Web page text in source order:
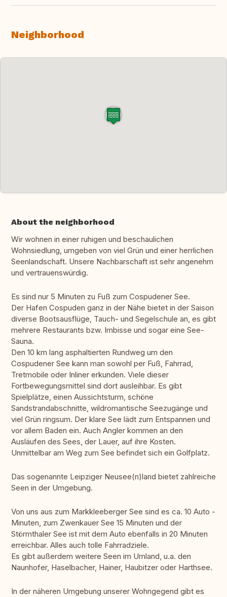
Neighborhood
About the neighborhood
Wir wohnen in einer ruhigen und beschaulichen
Wohnsiedlung, umgeben von viel Grün und einer herrlichen
Seenlandschaft. Unsere Nachbarschaft ist sehr angenehm
und vertrauenswürdig.
Es sind nur 5 Minuten zu Fuß zum Cospudener See.
Der Hafen Cospuden ganz in der Nähe bietet in der Saison
diverse Bootsausflüge, Tauch- und Segelschule an, es gibt
mehrere Restaurants bzw. Imbisse und sogar eine See-
Sauna.
Den 10 km lang asphaltierten Rundweg um den
Cospudener See kann man sowohl per Fuß, Fahrrad,
Tretmobile oder Inliner erkunden. Viele dieser
Fortbewegungsmittel sind dort ausleihbar. Es gibt
Spielplätze, einen Aussichtsturm, schöne
Sandstrandabschnitte, wildromantische Seezugänge und
viel Grün ringsum. Der klare See lädt zum Entspannen und
vor allem Baden ein. Auch Angler kommen an den
Ausläufen des Sees, der Lauer, auf ihre Kosten.
Unmittelbar am Weg zum See befindet sich ein Golfplatz.
Das sogenannte Leipziger Neusee(n)land bietet zahlreiche
Seen in der Umgebung.
Von uns aus zum Markkleeberger See sind es ca. 10 Auto -
Minuten, zum Zwenkauer See 15 Minuten und der
Störmthaler See ist mit dem Auto ebenfalls in 20 Minuten
erreichbar. Alles auch tolle Fahrradziele.
Es gibt außerdem weitere Seen im Umland, u.a. den
Naunhofer, Haselbacher, Hainer, Haubitzer oder Harthsee.
In der näheren Umgebung unserer Wohngegend gibt es